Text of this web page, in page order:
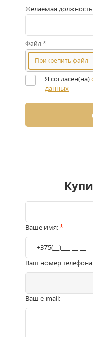
Желаемая
Файл *
Прикрепить файл
Я согласен(на)
данных
Ваше имя:*
Ваш номер
Ваш e-mail: